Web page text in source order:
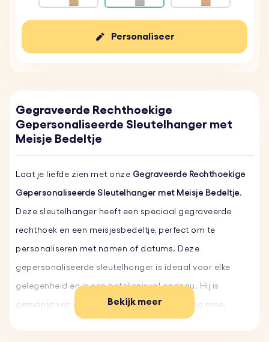
Personaliseer
Gegraveerde Rechthoekige
Gepersonaliseerde Sleutelhanger met
Meisje Bedeltje
Laat je liefde zien met onze Gegraveerde Rechthoekige
Gepersonaliseerde Sleutelhanger met Meisje Bedeltje.
Deze sleutelhanger heeft een speciaal gegraveerde
rechthoek en een meisjesbedeltje, perfect om te
personaliseren met namen of datums. Deze
gepersonaliseerde sleutelhanger is ideaal voor elke
gelegenheid en is een betekenisvol cadeau. Hij is
gemaakt van roestvrij staal en gaat dus lang mee.
Bekijk meer